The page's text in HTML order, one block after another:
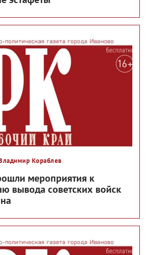
Кораблев
мероприятия к
вывода советских войск